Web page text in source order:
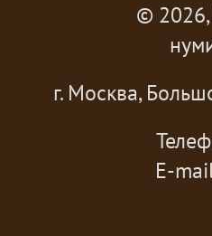
©
г. Москва,
E-